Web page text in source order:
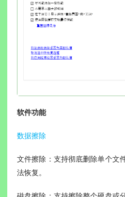
软件功能
数据擦除
文件擦除：支持彻底删除单个文
法恢复。